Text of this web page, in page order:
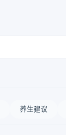
养生建议